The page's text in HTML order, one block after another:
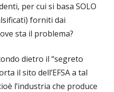
per cui si basa SOLO
forniti dai
sta il problema?
dietro il “segreto
il sito dell’EFSA a tal
l’industria che produce